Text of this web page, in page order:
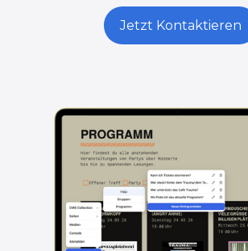
Jetzt Kontaktieren